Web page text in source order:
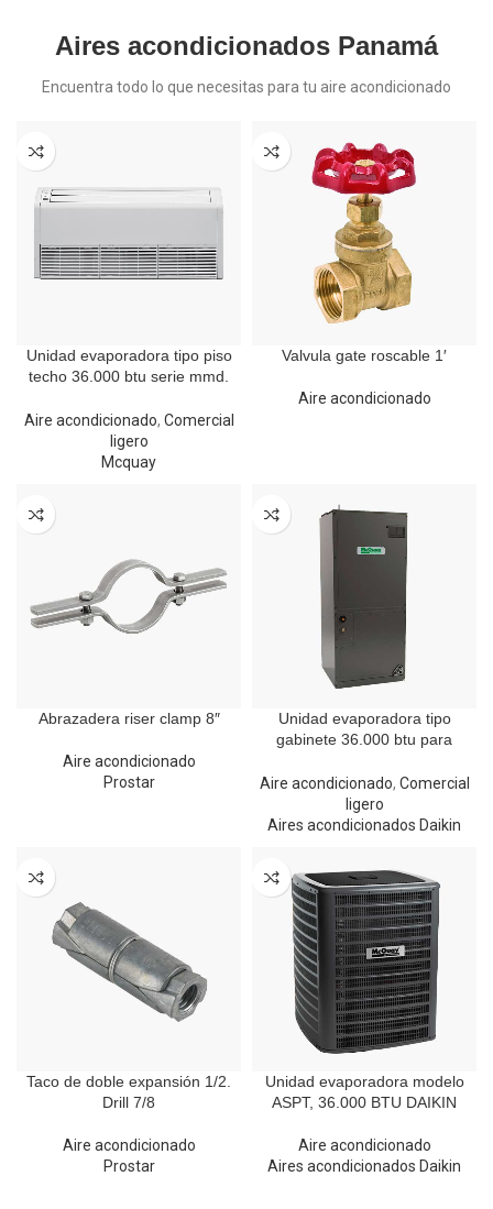
Aires acondicionados Panamá
Encuentra todo lo que necesitas para tu aire acondicionado
Unidad evaporadora tipo piso
techo 36.000 btu serie mmd.
Aire acondicionado, Comercial
ligero
Mcquay
Valvula gate roscable 1′
Aire acondicionado
Abrazadera riser clamp 8″
Aire acondicionado
Prostar
Unidad evaporadora tipo
gabinete 36.000 btu para
Aire acondicionado, Comercial
ligero
Aires acondicionados Daikin
Taco de doble expansión 1/2.
Drill 7/8
Aire acondicionado
Prostar
Unidad evaporadora modelo
ASPT, 36.000 BTU DAIKIN
Aire acondicionado
Aires acondicionados Daikin